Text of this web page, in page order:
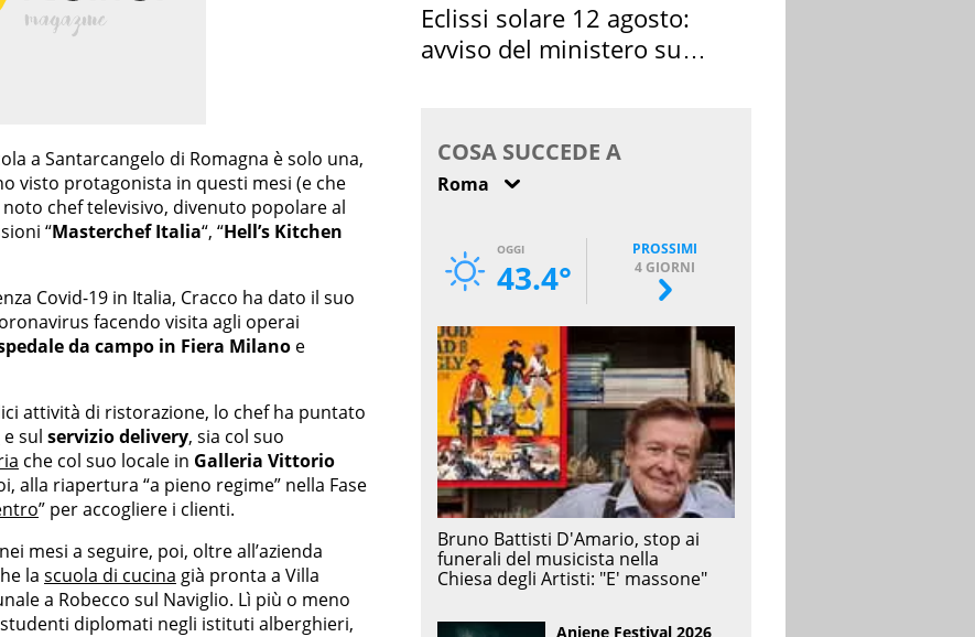
a Santarcangelo di Romagna è solo una,
visto protagonista in questi mesi (e che
chef televisivo, divenuto popolare al
“Masterchef Italia“, “Hell’s Kitchen
Covid-19 in Italia, Cracco ha dato il suo
facendo visita agli operai
da campo in Fiera Milano e
attività di ristorazione, lo chef ha puntato
e sul servizio delivery, sia col suo
che col suo locale in Galleria Vittorio
alla riapertura “a pieno regime” nella Fase
” per accogliere i clienti.
mesi a seguire, poi, oltre all’azienda
la scuola di cucina già pronta a Villa
a Robecco sul Naviglio. Lì più o meno
diplomati negli istituti alberghieri,
Eclissi solare 12 agosto:
avviso del ministero su